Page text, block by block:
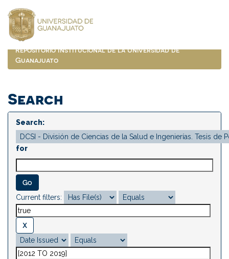
navigation
Repositorio Institucional de la Universidad de
Guanajuato
Search
Search:
for
Current filters: